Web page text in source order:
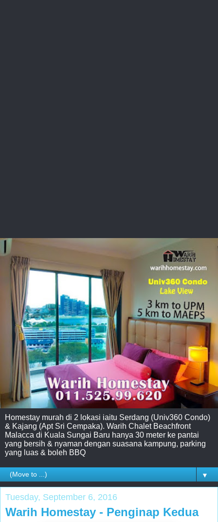
Homestay murah di 2 lokasi iaitu Serdang (Univ360 Condo)
& Kajang (Apt Sri Cempaka). Warih Chalet Beachfront
Malacca di Kuala Sungai Baru hanya 30 meter ke pantai
yang bersih & nyaman dengan suasana kampung, parking
yang luas & boleh BBQ
▼
Tuesday, September 6, 2016
Warih Homestay - Penginap Kedua